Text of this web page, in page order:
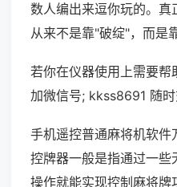
数人编出来逗你玩的。真
从来不是靠"破绽"，而是
若你在仪器使用上需要
加微信号; kkss8691 随时
手机遥控普通麻将机软
控牌器一般是指通过一
操作就能实现控制麻将牌